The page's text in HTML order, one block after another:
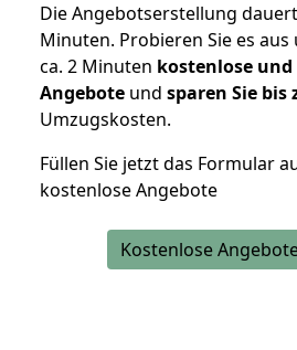
Die Angebotserstellung
Minuten. Probieren Sie es
ca. 2 Minuten kostenlose
Angebote und sparen Sie bis
Umzugskosten.
Füllen Sie jetzt das Formular
kostenlose Angebote
Kostenlose